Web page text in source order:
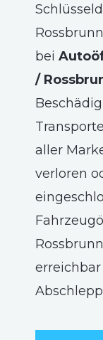
bei
/
aller
verloren